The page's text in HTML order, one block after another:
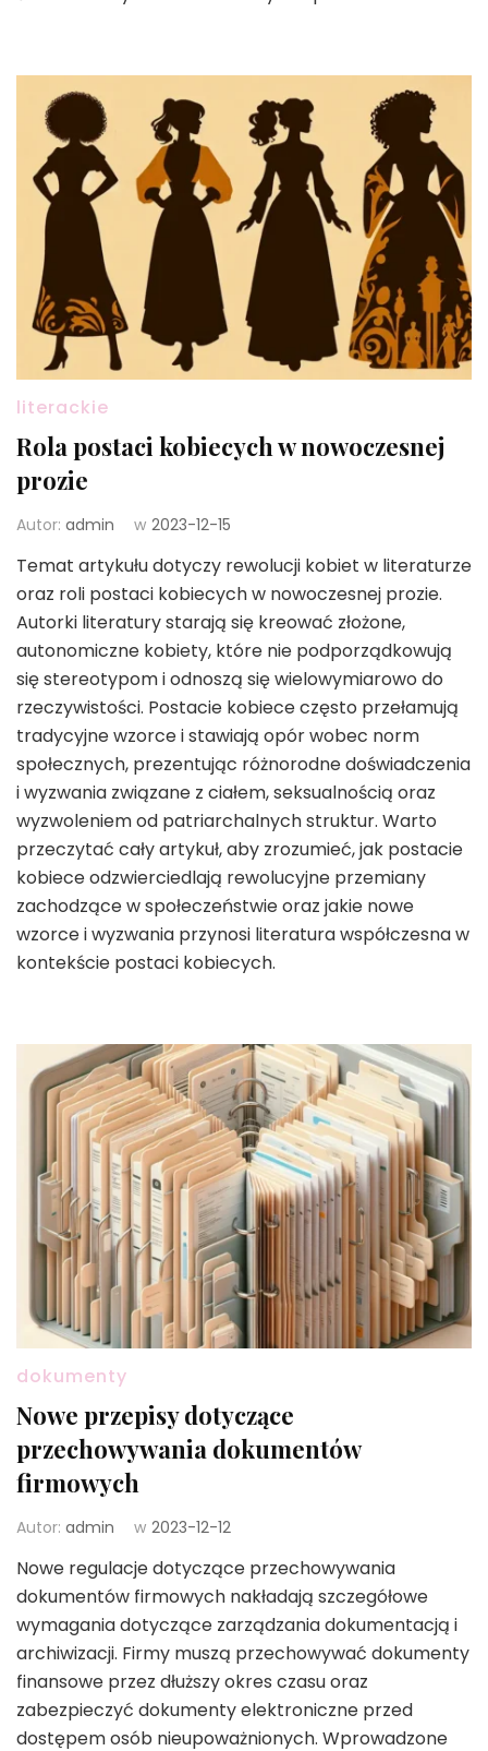
literackie
Rola postaci kobiecych w nowoczesnej
prozie
Autor: admin w 2023-12-15
Temat artykułu dotyczy rewolucji kobiet w literaturze
oraz roli postaci kobiecych w nowoczesnej prozie.
Autorki literatury starają się kreować złożone,
autonomiczne kobiety, które nie podporządkowują
się stereotypom i odnoszą się wielowymiarowo do
rzeczywistości. Postacie kobiece często przełamują
tradycyjne wzorce i stawiają opór wobec norm
społecznych, prezentując różnorodne doświadczenia
i wyzwania związane z ciałem, seksualnością oraz
wyzwoleniem od patriarchalnych struktur. Warto
przeczytać cały artykuł, aby zrozumieć, jak postacie
kobiece odzwierciedlają rewolucyjne przemiany
zachodzące w społeczeństwie oraz jakie nowe
wzorce i wyzwania przynosi literatura współczesna w
kontekście postaci kobiecych.
dokumenty
Nowe przepisy dotyczące
przechowywania dokumentów
firmowych
Autor: admin w 2023-12-12
Nowe regulacje dotyczące przechowywania
dokumentów firmowych nakładają szczegółowe
wymagania dotyczące zarządzania dokumentacją i
archiwizacji. Firmy muszą przechowywać dokumenty
finansowe przez dłuższy okres czasu oraz
zabezpieczyć dokumenty elektroniczne przed
dostępem osób nieupoważnionych. Wprowadzone